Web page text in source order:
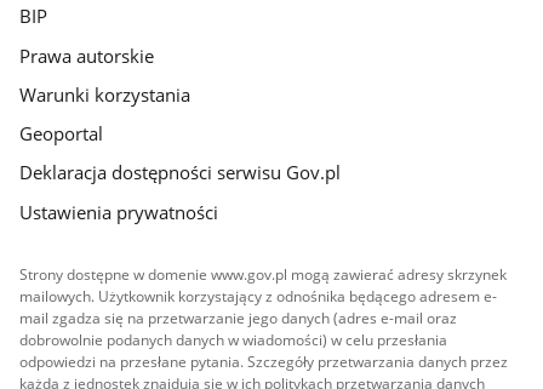
BIP
Prawa autorskie
Warunki korzystania
Geoportal
Deklaracja dostępności serwisu Gov.pl
Ustawienia prywatności
Strony dostępne w domenie www.gov.pl mogą zawierać adresy skrzynek
mailowych. Użytkownik korzystający z odnośnika będącego adresem e-
mail zgadza się na przetwarzanie jego danych (adres e-mail oraz
dobrowolnie podanych danych w wiadomości) w celu przesłania
odpowiedzi na przesłane pytania. Szczegóły przetwarzania danych przez
każdą z jednostek znajdują się w ich politykach przetwarzania danych